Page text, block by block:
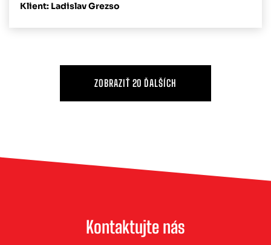
Klient: Ladislav Grezso
ZOBRAZIŤ 20 ĎALŠÍCH
Kontaktujte nás